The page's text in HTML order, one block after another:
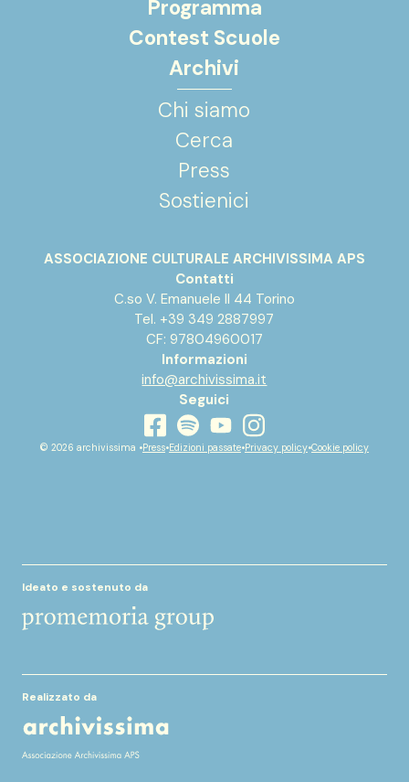
Programma
Contest Scuole
Archivi
Chi siamo
Cerca
Press
Sostienici
ASSOCIAZIONE CULTURALE ARCHIVISSIMA APS
Contatti
C.so V. Emanuele II 44 Torino
Tel. +39 349 2887997
CF: 97804960017
Informazioni
info@archivissima.it
Seguici
facebook
spotifyyoutubeinstagram
© 2026 archivissima •Press•Edizioni passate•Privacy policy•Cookie policy
Ideato e sostenuto da
Realizzato da